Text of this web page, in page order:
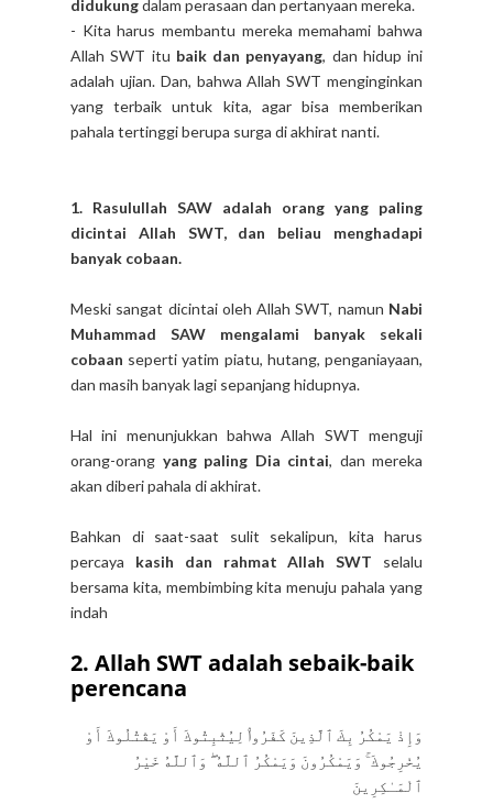
didukungdalam perasaan dan pertanyaan mereka.
- Kita harus membantu mereka memahami bahwa
Allah SWT itu baik dan penyayang, dan hidup ini
adalah ujian. Dan, bahwa Allah SWT menginginkan
yang terbaik untuk kita, agar bisa memberikan
pahala tertinggi berupa surga di akhirat nanti.
1. Rasulullah SAW adalah orang yang paling
dicintai Allah SWT, dan beliau menghadapi
banyak cobaan.
Meski sangat dicintai oleh Allah SWT, namun Nabi
Muhammad SAW mengalami banyak sekali
cobaan seperti yatim piatu, hutang, penganiayaan,
dan masih banyak lagi sepanjang hidupnya.
Hal ini menunjukkan bahwa Allah SWT menguji
orang-orang yang paling Dia cintai, dan mereka
akan diberi pahala di akhirat.
Bahkan di saat-saat sulit sekalipun, kita harus
percaya kasih dan rahmat Allah SWT selalu
bersama kita, membimbing kita menuju pahala yang
indah
2. Allah SWT adalah sebaik-baik
perencana
وَإِذْ يَمْكُرُ بِكَ ٱلَّذِينَ كَفَرُوا۟ لِيُثْبِتُوكَ أَوْ يَقْتُلُوكَ أَوْ
يُخْرِجُوكَ ۚ وَيَمْكُرُونَ وَيَمْكُرُ ٱللَّهُ ۖ وَٱللَّهُ خَيْرُ
ٱلْمَـٰكِرِينَ